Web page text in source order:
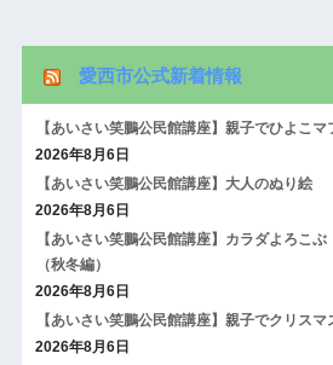
愛西市公式新着情報
【あいさい笑鵬公民館講座】親子でひよこマ
2026年8月6日
【あいさい笑鵬公民館講座】大人のぬり絵
2026年8月6日
【あいさい笑鵬公民館講座】カラダよろこ
（秋冬編）
2026年8月6日
【あいさい笑鵬公民館講座】親子でクリス
2026年8月6日